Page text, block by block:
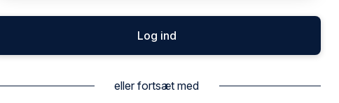
Log ind
eller fortsæt med